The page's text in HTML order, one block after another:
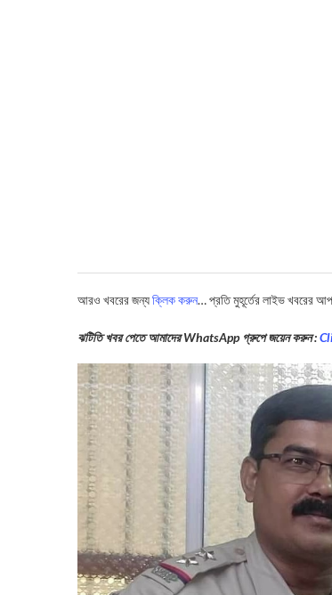
আরও খবরের জন্যক্লিক করুন… প্রতি মুহূর্তের লাইভ খবরের
ঝটিতি খবর পেতে আমাদের WhatsApp গ্রুপে জয়েন করুন :